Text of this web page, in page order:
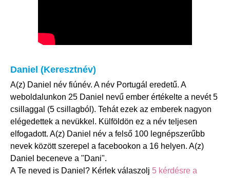
Daniel (Keresztnév)
A(z) Daniel név fiúnév. A név Portugál eredetű. A
weboldalunkon 25 Daniel nevű ember értékelte a nevét 5
csillaggal (5 csillagból). Tehát ezek az emberek nagyon
elégedettek a nevükkel. Külföldön ez a név teljesen
elfogadott. A(z) Daniel név a felső 100 legnépszerűbb
nevek között szerepel a facebookon a 16 helyen. A(z)
Daniel beceneve a "Dani".
A Te neved is Daniel? Kérlek válaszolj 5 kérdésre a